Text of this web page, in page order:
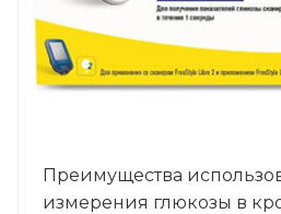
Преимущества
измерения глюкозы в